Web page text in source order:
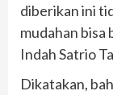
diberikan ini
mudahan bisa
Indah Satrio
Dikatakan,